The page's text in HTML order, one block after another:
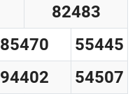
82483
85470
55445
94402 54507